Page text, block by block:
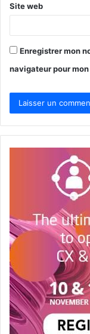
Site web
Enregistrer mon
navigateur pour